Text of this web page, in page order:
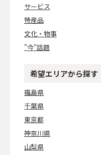
サービス
特産品
文化・物事
"今"話題
希望エリアから探す
福島県
千葉県
東京都
神奈川県
山梨県